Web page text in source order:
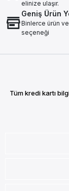
elinize ulaşır.
Geniş Ürün
Binlerce ürün
seçeneği
Tüm kredi kartı